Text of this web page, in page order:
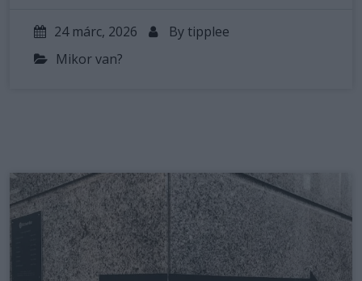
24 márc, 2026 By tipplee
Mikor van?